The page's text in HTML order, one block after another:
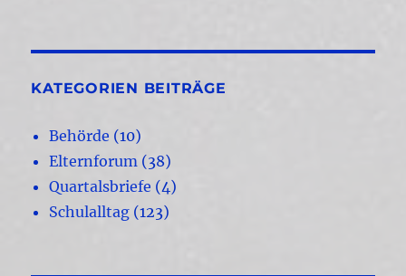
KATEGORIEN BEITRÄGE
Behörde (10)
Elternforum (38)
Quartalsbriefe (4)
Schulalltag (123)